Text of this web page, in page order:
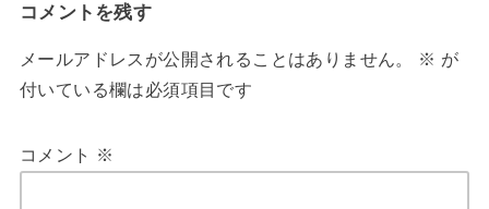
コメントを残す
メールアドレスが公開されることはありません。 ※ が
付いている欄は必須項目です
コメント ※